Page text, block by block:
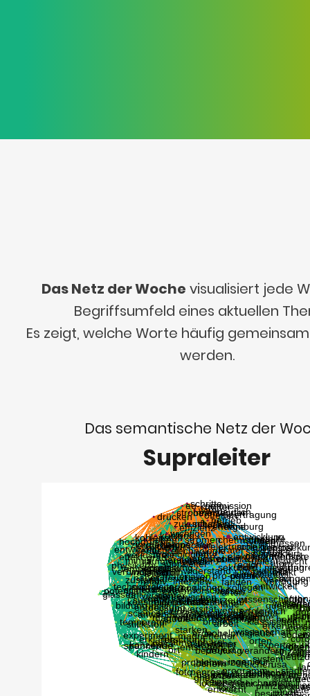
Das Netz der Woche visualisiert jede
Begriffsumfeld eines aktuellen
Es zeigt, welche Worte häufig
werden.
Das semantische Netz der
Supraleiter